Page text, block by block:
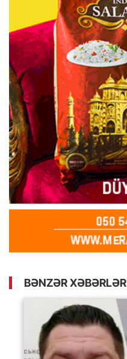
BƏNZƏR XƏBƏRLƏR